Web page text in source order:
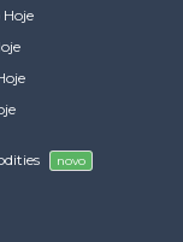
novo